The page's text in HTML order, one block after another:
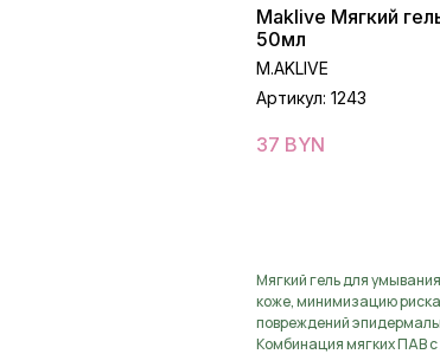
Maklive Мягкий
50мл
M.AKLIVE
Артикул: 1243
37 BYN
Мягкий гель для
коже, минимизацию
повреждений
Комбинация мягких ПАВ